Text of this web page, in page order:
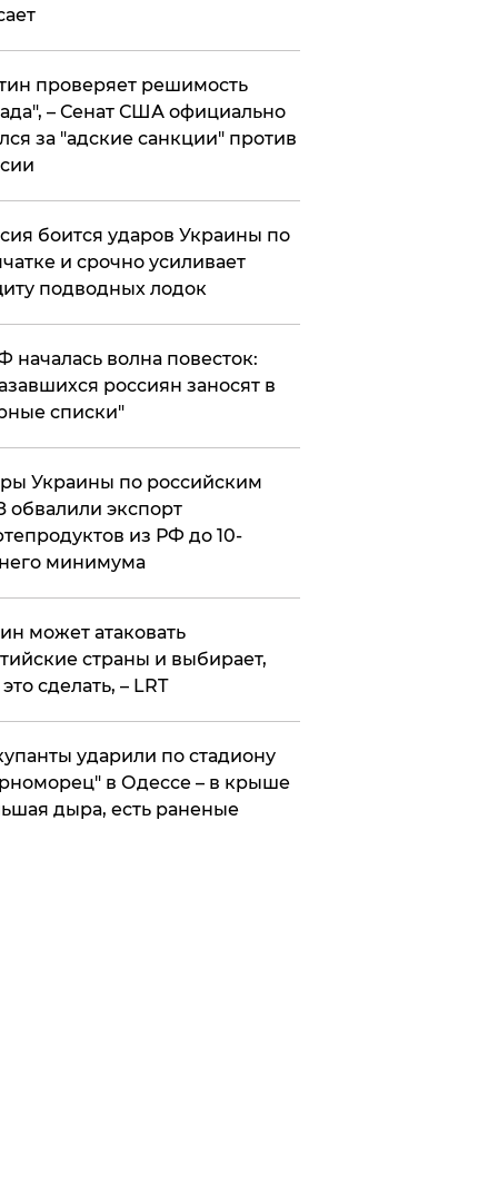
проверяет решимость
– Сенат США официально
за "адские санкции" против
боится ударов Украины по
и срочно усиливает
подводных лодок
началась волна повесток:
россиян заносят в
списки"
Украины по российским
обвалили экспорт
из РФ до 10-
минимума
может атаковать
страны и выбирает,
сделать, – LRT
ударили по стадиону
в Одессе – в крыше
дыра, есть раненые